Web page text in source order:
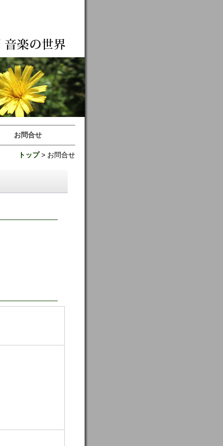
お問合せ
トップ> お問合せ